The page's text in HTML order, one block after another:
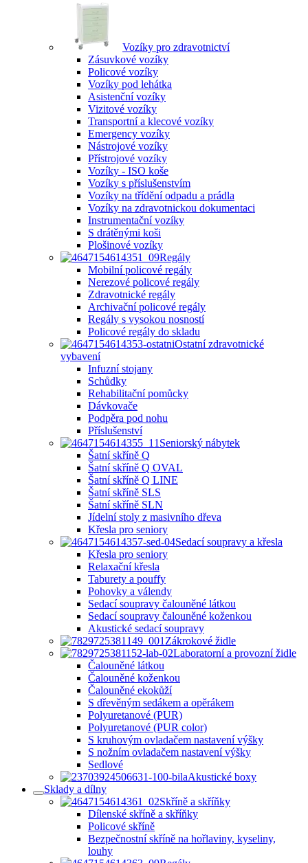
Vozíky pro zdravotnictví
Zásuvkové vozíky
Policové vozíky
Vozíky pod lehátka
Asistenční vozíky
Vizitové vozíky
Transportní a klecové vozíky
Emergency vozíky
Nástrojové vozíky
Přístrojové vozíky
Vozíky - ISO koše
Vozíky s příslušenstvím
Vozíky na třídění odpadu a prádla
Vozíky na zdravotnickou dokumentaci
Instrumentační vozíky
S drátěnými koši
Plošinové vozíky
Regály
Mobilní policové regály
Nerezové policové regály
Zdravotnické regály
Archivační policové regály
Regály s vysokou nosností
Policové regály do skladu
Ostatní zdravotnické
vybavení
Infuzní stojany
Schůdky
Rehabilitační pomůcky
Dávkovače
Podpěra pod nohu
Příslušenství
Seniorský nábytek
Šatní skříně Q
Šatní skříně Q OVAL
Šatní skříně Q LINE
Šatní skříně SLS
Šatní skříně SLN
Jídelní stoly z masivního dřeva
Křesla pro seniory
Sedací soupravy a křesla
Křesla pro seniory
Relaxační křesla
Taburety a pouffy
Pohovky a válendy
Sedací soupravy čalouněné látkou
Sedací soupravy čalouněné koženkou
Akustické sedací soupravy
Zákrokové židle
Laboratorní a provozní židle
Čalouněné látkou
Čalouněné koženkou
Čalouněné ekokůží
S dřevěným sedákem a opěrákem
Polyuretanové (PUR)
Polyuretanové (PUR color)
S kruhovým ovladačem nastavení výšky
S nožním ovladačem nastavení výšky
Sedlové
Akustické boxy
Sklady a dílny
Skříně a skříňky
Dílenské skříně a skříňky
Policové skříně
Bezpečnostní skříně na hořlaviny, kyseliny,
louhy